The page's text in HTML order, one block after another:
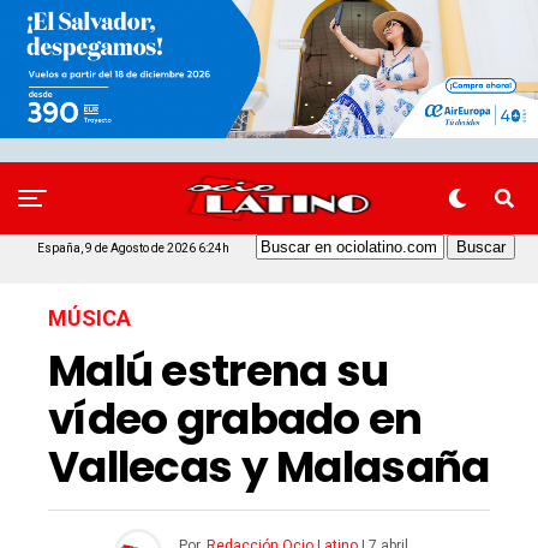
España, 9 de Agosto de 2026 6:24h
MÚSICA
Malú estrena su
vídeo grabado en
Vallecas y Malasaña